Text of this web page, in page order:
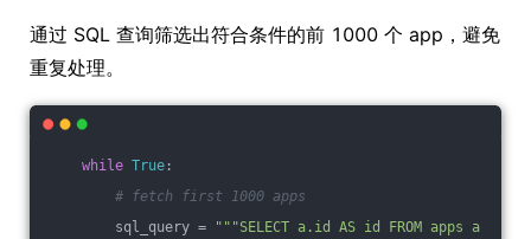
通过 SQL 查询筛选出符合条件的前 1000 个 app，避免
重复处理。
while True :
# fetch first 1000 apps
sql_query =
"""SELECT a.id AS id FROM apps a